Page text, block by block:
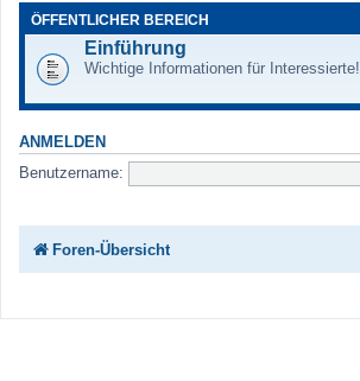
ÖFFENTLICHER BEREICH
Einführung
Wichtige Informationen für Interessierte!
ANMELDEN
Benutzername:
Foren-Übersicht